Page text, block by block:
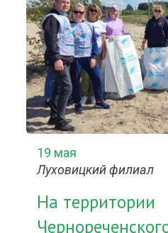
19 мая
Луховицкий филиал
На территории